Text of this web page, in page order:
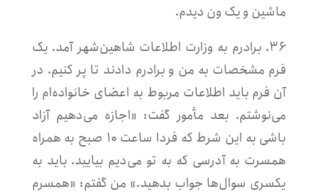
ماشین و یک ون دیدم.
۳۶. برادرم به وزارت اطلاعات شاهین‌شهر آمد. یک
فرم مشخصات به من و برادرم دادند تا پر کنیم. در
آن فرم باید اطلاعات مربوط به اعضای خانواده‌ام را
می‌نوشتم. بعد مأمور گفت: «اجازه می‌دهیم آزاد
باشی به این شرط که فردا ساعت ۱۰ صبح به همراه
همسرت به آدرسی که به تو می‌دیم بیایید. باید به
یکسری سوال‌ها جواب بدهید.» من گفتم: «همسرم